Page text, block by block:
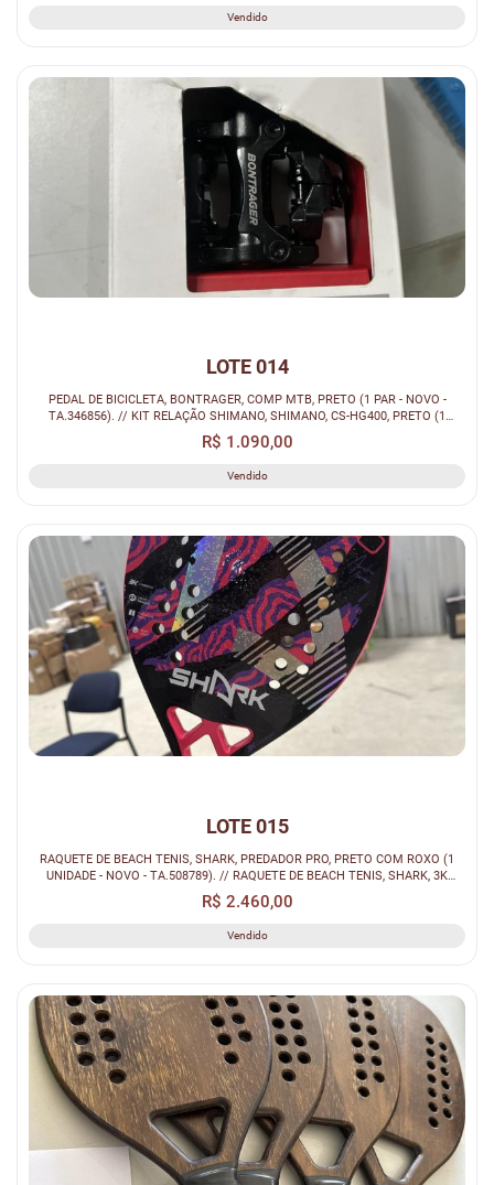
Vendido
LOTE 014
PEDAL DE BICICLETA, BONTRAGER, COMP MTB, PRETO (1 PAR - NOVO -
TA.346856). // KIT RELAÇÃO SHIMANO, SHIMANO, CS-HG400, PRETO (1
UNIDADE - NOV...
R$ 1.090,00
Vendido
LOTE 015
RAQUETE DE BEACH TENIS, SHARK, PREDADOR PRO, PRETO COM ROXO (1
UNIDADE - NOVO - TA.508789). // RAQUETE DE BEACH TENIS, SHARK, 3K
CARBON PRED...
R$ 2.460,00
Vendido